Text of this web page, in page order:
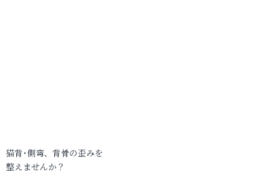
猫背･側弯、背骨の歪みを
整えませんか？